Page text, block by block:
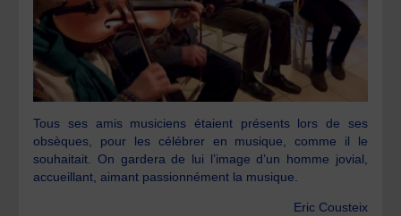
Tous ses amis musiciens étaient présents lors de ses
obsèques, pour les célébrer en musique, comme il le
souhaitait. On gardera de lui l’image d’un homme jovial,
accueillant, aimant passionnément la musique.
Eric Cousteix